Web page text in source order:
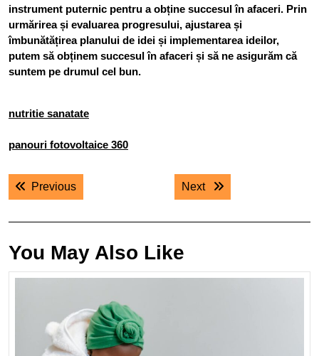
instrument puternic pentru a obține succesul în afaceri. Prin
urmărirea și evaluarea progresului, ajustarea și
îmbunătățirea planului de idei și implementarea ideilor,
putem să obținem succesul în afaceri și să ne asigurăm că
suntem pe drumul cel bun.
nutritie sanatate
panouri fotovoltaice 360
Navigare
în
PreviousPrevious post: Next Next post:
You May Also Like